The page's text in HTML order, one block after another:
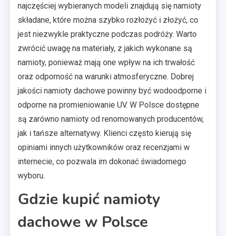
najczęściej wybieranych modeli znajdują się namioty
składane, które można szybko rozłożyć i złożyć, co
jest niezwykle praktyczne podczas podróży. Warto
zwrócić uwagę na materiały, z jakich wykonane są
namioty, ponieważ mają one wpływ na ich trwałość
oraz odporność na warunki atmosferyczne. Dobrej
jakości namioty dachowe powinny być wodoodporne i
odporne na promieniowanie UV. W Polsce dostępne
są zarówno namioty od renomowanych producentów,
jak i tańsze alternatywy. Klienci często kierują się
opiniami innych użytkowników oraz recenzjami w
internecie, co pozwala im dokonać świadomego
wyboru.
Gdzie kupić namioty
dachowe w Polsce